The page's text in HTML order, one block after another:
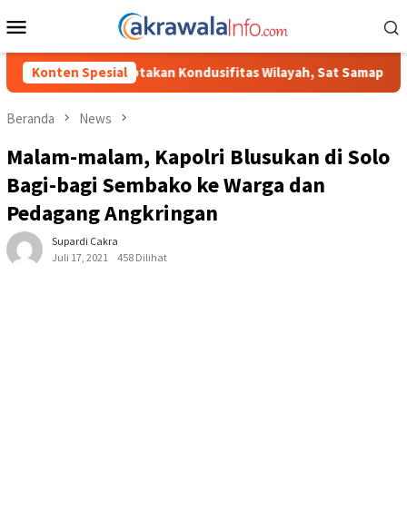
ke
Mobile
Konten Spesial
Kondusifitas Wilayah, Sat Samapta Polres Toraja Utara
Beranda News
Malam-malam, Kapolri Blusukan di Solo
Bagi-bagi Sembako ke Warga dan
Pedagang Angkringan
Supardi Cakra
Juli 17, 2021
458 Dilihat